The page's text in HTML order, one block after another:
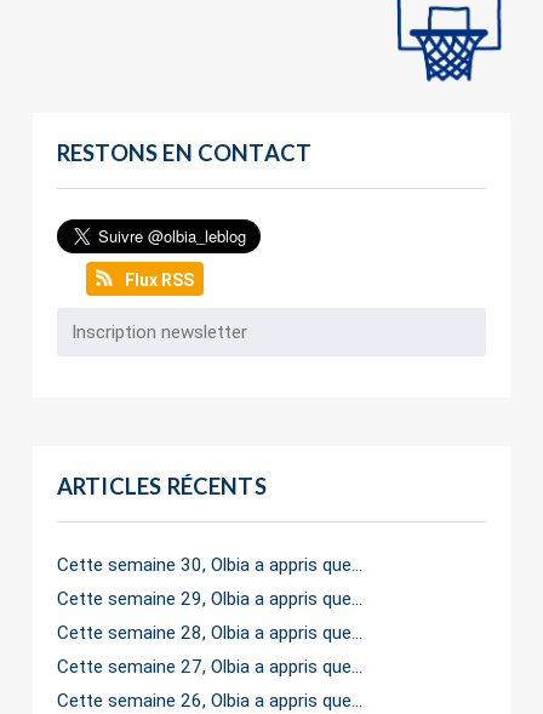
RESTONS EN CONTACT
Flux RSS
ARTICLES RÉCENTS
Cette semaine 30, Olbia a appris que…
Cette semaine 29, Olbia a appris que…
Cette semaine 28, Olbia a appris que…
Cette semaine 27, Olbia a appris que…
Cette semaine 26, Olbia a appris que…